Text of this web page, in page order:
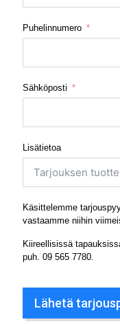
Puhelinnumero
Sähköposti
Lisätietoa
Käsittelemme
vastaamme niihin
Kiireellisissä
puh. 09 565 7780
Lähetä